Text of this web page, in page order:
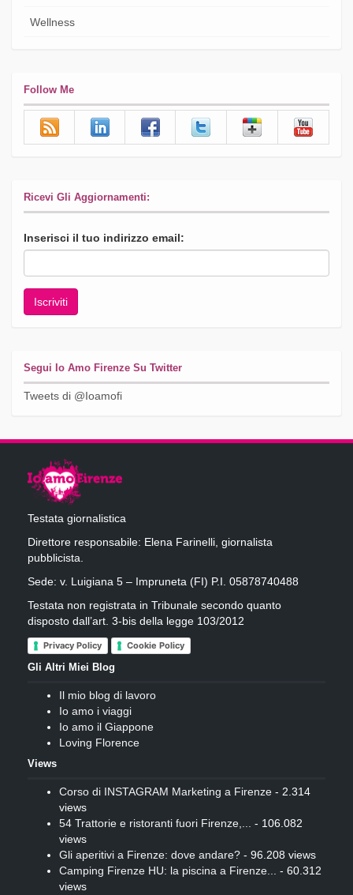
Wellness
Follow Me
Ricevi Gli Aggiornamenti:
Inserisci il tuo indirizzo email:
Segui Io Amo Firenze Su Twitter
Tweets di @Ioamofi
Testata giornalistica
Direttore responsabile: Elena Farinelli, giornalista
pubblicista.
Sede: v. Luigiana 5 – Impruneta (FI) P.I. 05878740488
Testata non registrata in Tribunale secondo quanto
disposto dall’art. 3-bis della legge 103/2012
Privacy Policy Cookie Policy
Gli Altri Miei Blog
Il mio blog di lavoro
Io amo i viaggi
Io amo il Giappone
Loving Florence
Views
Corso di INSTAGRAM Marketing a Firenze - 2.314
views
54 Trattorie e ristoranti fuori Firenze,...
- 106.082
views
Gli aperitivi a Firenze: dove andare? - 96.208 views
Camping Firenze HU: la piscina a Firenze...
- 60.312
views